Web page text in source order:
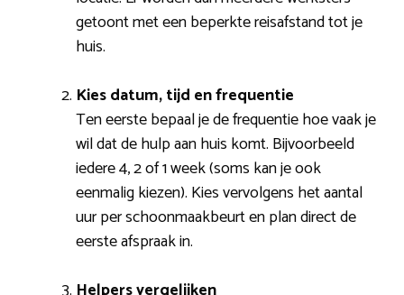
getoont met een beperkte reisafstand tot je
huis.
Kies datum, tijd en frequentie
Ten eerste bepaal je de frequentie hoe vaak je
wil dat de hulp aan huis komt. Bijvoorbeeld
iedere 4, 2 of 1 week (soms kan je ook
eenmalig kiezen). Kies vervolgens het aantal
uur per schoonmaakbeurt en plan direct de
eerste afspraak in.